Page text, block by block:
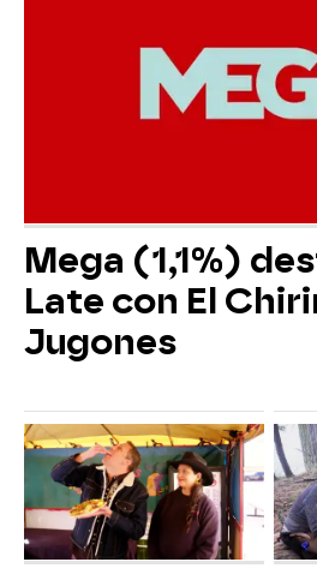
Mega (1,1%)
Late con El
Jugones